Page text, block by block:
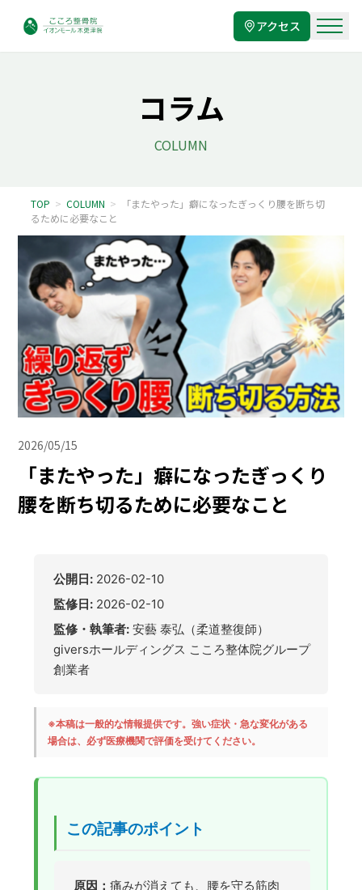
アクセス
コラム
COLUMN
TOP > COLUMN >
「またやった」癖になったぎっくり腰を断ち切
るために必要なこと
2026/05/15
「またやった」癖になったぎっくり
腰を断ち切るために必要なこと
公開日: 2026-02-10
監修日: 2026-02-10
監修・執筆者: 安藝 泰弘（柔道整復師）
giversホールディングス こころ整体院グループ
創業者
※本稿は一般的な情報提供です。強い症状・急な変化がある
場合は、必ず医療機関で評価を受けてください。
この記事のポイント
原因：痛みが消えても、腰を守る筋肉